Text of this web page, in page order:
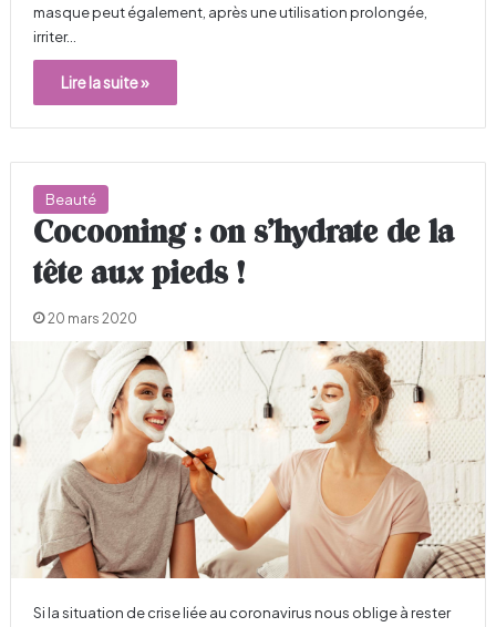
masque peut également, après une utilisation prolongée,
irriter…
Lire la suite »
Beauté
Cocooning : on s’hydrate de la
tête aux pieds !
20 mars 2020
Si la situation de crise liée au coronavirus nous oblige à rester